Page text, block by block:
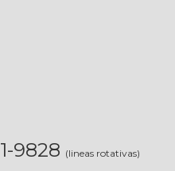
9828 (lineas rotativas)